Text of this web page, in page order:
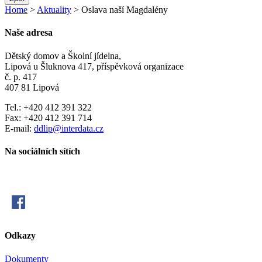
Home > Aktuality > Oslava naší Magdalény
Naše adresa
Dětský domov a Školní jídelna,
Lipová u Šluknova 417, příspěvková organizace
č. p. 417
407 81 Lipová
Tel.: +420 412 391 322
Fax: +420 412 391 714
E-mail: ddlip@interdata.cz
Na sociálních sítích
Odkazy
Dokumenty